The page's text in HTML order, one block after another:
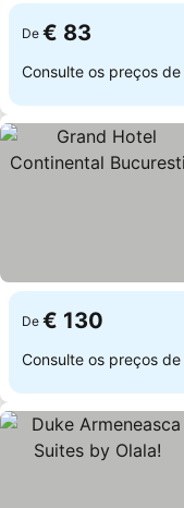
De € 83
Consulte os preços de
De € 130
Consulte os preços de